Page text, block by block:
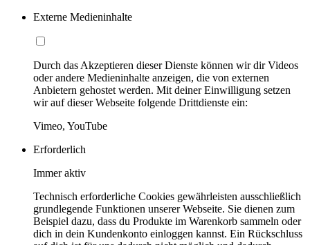
Externe Medieninhalte
Durch das Akzeptieren dieser Dienste können wir dir Videos
oder andere Medieninhalte anzeigen, die von externen
Anbietern gehostet werden. Mit deiner Einwilligung setzen
wir auf dieser Webseite folgende Drittdienste ein:
Vimeo, YouTube
Erforderlich
Immer aktiv
Technisch erforderliche Cookies gewährleisten ausschließlich
grundlegende Funktionen unserer Webseite. Sie dienen zum
Beispiel dazu, dass du Produkte im Warenkorb sammeln oder
dich in dein Kundenkonto einloggen kannst. Ein Rückschluss